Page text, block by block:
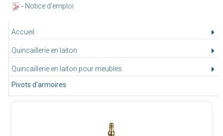
Accueil
Quincaillerie en laiton
Quincaillerie en laiton pour meubles
Pivots d'armoires
- Notice d'emploi